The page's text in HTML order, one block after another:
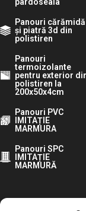
pardoseala
Panouri cărămidă
și piatră 3d din
polistiren
Panouri
termoizolante
pentru exterior
polistiren la
200x50x4cm
Panouri PVC
IMITAȚIE
MARMURA
Panouri SPC
IMITAȚIE
MARMURĂ